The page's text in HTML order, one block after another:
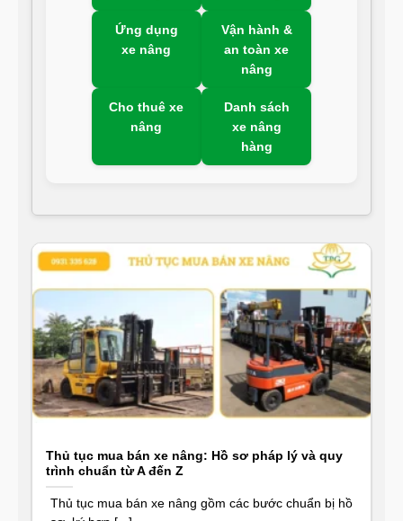
Ứng dụng
xe nâng
Vận hành &
an toàn xe
nâng
Cho thuê xe
nâng
Danh sách
xe nâng
hàng
Thủ tục mua bán xe nâng: Hồ sơ pháp lý và quy
trình chuẩn từ A đến Z
Thủ tục mua bán xe nâng gồm các bước chuẩn bị hồ